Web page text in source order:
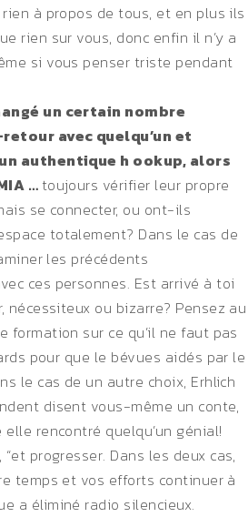
à propos de tous, et en plus ils
rien sur vous, donc enfin il n’y a
si vous penser triste pendant
un certain nombre
avec quelqu’un et
authentique h ookup, alors
… toujours vérifier leur propre
se connecter, ou ont-ils
totalement? Dans le cas de
les précédents
ces personnes. Est arrivé à toi
nécessiteux ou bizarre? Pensez au
formation sur ce qu’il ne faut pas
pour que le bévues aidés par le
le cas de un autre choix, Erhlich
disent vous-même un conte,
rencontré quelqu’un génial!
progresser. Dans les deux cas,
temps et vos efforts continuer à
a éliminé radio silencieux.